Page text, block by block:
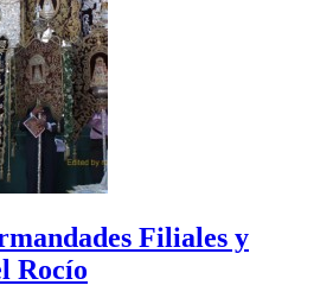
Filiales y
Rocío